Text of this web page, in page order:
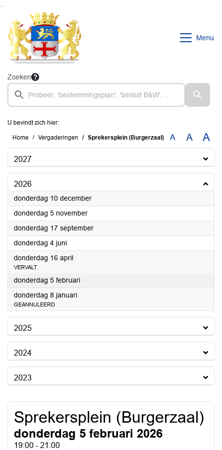
Ga naar de inhoud van deze pagina
Ga naar het zoeken
Ga naar het menu
Menu
Zoeken
U bevindt zich hier:
Home Vergaderingen Sprekersplein (Burgerzaal) A A A
2027
2026
donderdag 10 december2026
donderdag 5 november2026
donderdag 17 september2026
donderdag 4 juni2026
donderdag 16 april2026
VERVALT
donderdag 5 februari2026
donderdag 8 januari2026
GEANNULEERD
2025
2024
2023
Sprekersplein (Burgerzaal)
donderdag 5 februari 2026
19:00 - 21:00